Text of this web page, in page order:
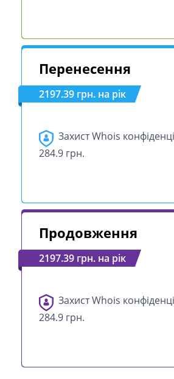
Перенесення
2197.39 грн. на рік
Захист Whois
284.9 грн.
Продовження
2197.39 грн. на рік
Захист Whois
284.9 грн.